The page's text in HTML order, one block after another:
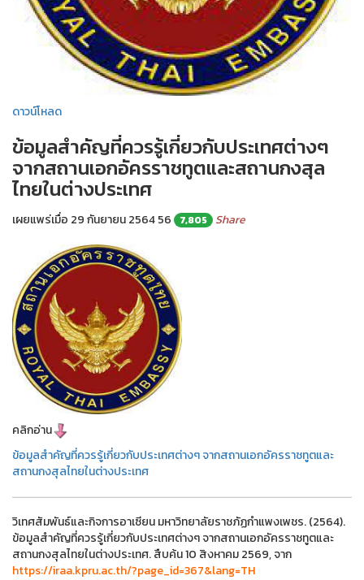
ดาวน์โหลด
ข้อมูลสำคัญที่ควรรู้เกี่ยวกับประเทศต่างๆ
จากสถานเอกอัครราชทูตและสถานกงสุล
ไทยในต่างประเทศ
เผยแพร่เมื่อ 29 กันยายน 256456 7,805 Share
คลิกอ่าน
ข้อมูลสำคัญที่ควรรู้เกี่ยวกับประเทศต่างๆ จากสถานเอกอัครราชทูตและ
สถานกงสุลไทยในต่างประเทศ
วิเทศสัมพันธ์และกิจการอาเซียน มหาวิทยาลัยราชภัฏกำแพงเพชร. (2564).
ข้อมูลสำคัญที่ควรรู้เกี่ยวกับประเทศต่างๆ จากสถานเอกอัครราชทูตและ
สถานกงสุลไทยในต่างประเทศ. สืบค้น 10 สิงหาคม 2569, จาก
https://iraa.kpru.ac.th/?page_id=367&lang=TH